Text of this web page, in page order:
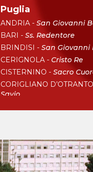
Puglia
ANDRIA - San Giovanni
BARI - Ss. Redentore
BRINDISI - San Giovanni
CERIGNOLA - Cristo Re
CISTERNINO - Sacro
CORIGLIANO
Savio
TARANTO -San Giovanni
Calabria